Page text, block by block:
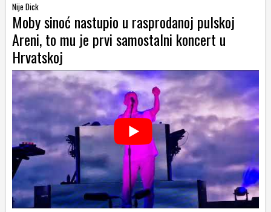
Nije Dick
Moby sinoć nastupio u rasprodanoj pulskoj
Areni, to mu je prvi samostalni koncert u
Hrvatskoj